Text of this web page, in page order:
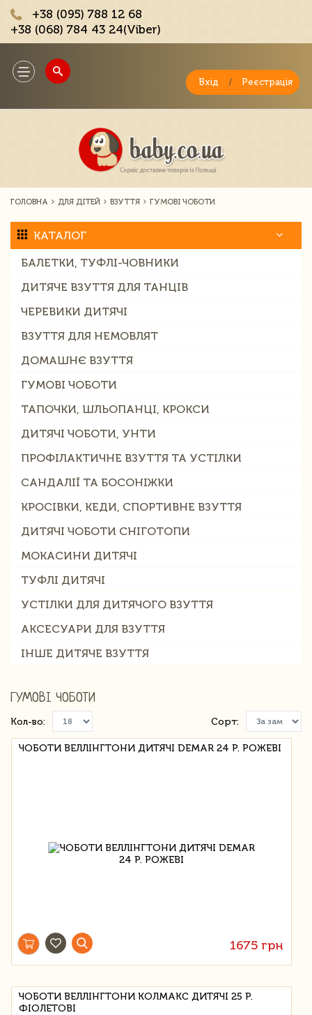
+38 (095) 788 12 68
+38 (068) 784 43 24(Viber)
Toggle
navigation
Вхід / Реєстрація
ГОЛОВНА ДЛЯ ДІТЕЙ ВЗУТТЯ ГУМОВІ ЧОБОТИ
КАТАЛОГ
БАЛЕТКИ, ТУФЛІ-ЧОВНИКИ
ДИТЯЧЕ ВЗУТТЯ ДЛЯ ТАНЦІВ
ЧЕРЕВИКИ ДИТЯЧІ
ВЗУТТЯ ДЛЯ НЕМОВЛЯТ
ДОМАШНЄ ВЗУТТЯ
ГУМОВІ ЧОБОТИ
ТАПОЧКИ, ШЛЬОПАНЦІ, КРОКСИ
ДИТЯЧІ ЧОБОТИ, УНТИ
ПРОФІЛАКТИЧНЕ ВЗУТТЯ ТА УСТІЛКИ
САНДАЛІЇ ТА БОСОНІЖКИ
КРОСІВКИ, КЕДИ, СПОРТИВНЕ ВЗУТТЯ
ДИТЯЧІ ЧОБОТИ СНІГОТОПИ
МОКАСИНИ ДИТЯЧІ
ТУФЛІ ДИТЯЧІ
УСТІЛКИ ДЛЯ ДИТЯЧОГО ВЗУТТЯ
АКСЕСУАРИ ДЛЯ ВЗУТТЯ
ІНШЕ ДИТЯЧЕ ВЗУТТЯ
ГУМОВІ ЧОБОТИ
Кол-во: Сорт:
ЧОБОТИ ВЕЛЛІНГТОНИ ДИТЯЧІ DEMAR 24 Р. РОЖЕВІ
1675 грн
ЧОБОТИ ВЕЛЛІНГТОНИ КОЛМАКС ДИТЯЧІ 25 Р.
ФІОЛЕТОВІ